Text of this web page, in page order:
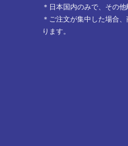
＊日本国内のみで、その
＊ご注文が集中した場合
ります。